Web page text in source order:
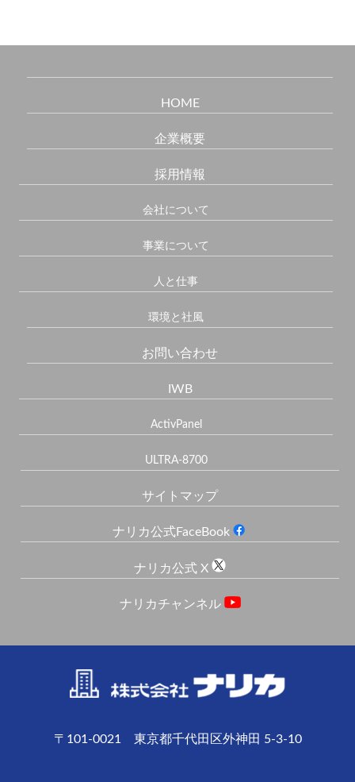
HOME
企業概要
採用情報
会社について
事業について
人と仕事
環境と社風
お問い合わせ
IWB
ActivPanel
ULTRA-8700
サイトマップ
ナリカ公式FaceBook
ナリカ公式 X
ナリカチャンネル
〒101-0021 東京都千代田区外神田 5-3-10